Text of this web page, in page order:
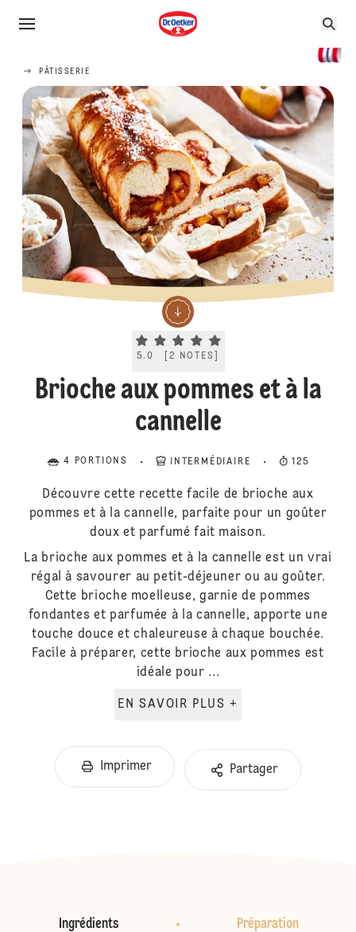
PÂTISSERIE
Current rating 5.0. Click to rate.
5.0 2 NOTES
Brioche aux pommes et à la
cannelle
4 PORTIONS INTERMÉDIAIRE 125
Découvre cette recette facile de brioche aux
pommes et à la cannelle, parfaite pour un goûter
doux et parfumé fait maison.
La brioche aux pommes et à la cannelle est un vrai
régal à savourer au petit-déjeuner ou au goûter.
Cette brioche moelleuse, garnie de pommes
fondantes et parfumée à la cannelle, apporte une
touche douce et chaleureuse à chaque bouchée.
Facile à préparer, cette brioche aux pommes est
idéale pour ...
EN SAVOIR PLUS +
Imprimer Partager
Ingrédients Préparation